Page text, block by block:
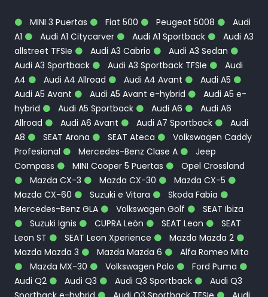
MINI 3 Puertas Fiat 500 Peugeot 5008
Audi
A1
Audi A1 Citycarver Audi A1 Sportback
Audi A3
allstreet TFSIe
Audi A3 Cabrio
Audi A3 Sedan
Audi A3 Sportback
Audi A3 Sportback TFSIe
Audi
A4
Audi A4 Allroad Audi A4 Avant
Audi A5
Audi A5 Avant
Audi A5 Avant e-hybrid
Audi A5 e-
hybrid
Audi A5 Sportback Audi A6
Audi A6
Allroad
Audi A6 Avant Audi A7 Sportback
Audi
A8
SEAT Arona SEAT Ateca
Volkswagen Caddy
Profesional
Mercedes-Benz Clase A
Jeep
Compass
MINI Cooper 5 Puertas
Opel Crossland
Mazda CX-3
Mazda CX-30
Mazda CX-5
Mazda CX-60
Suzuki e Vitara
Skoda Fabia
Mercedes-Benz GLA
Volkswagen Golf
SEAT Ibiza
Suzuki Ignis
CUPRA León SEAT Leon
SEAT
Leon ST
SEAT Leon Xperience
Mazda Mazda 2
Mazda Mazda 3
Mazda Mazda 6
Alfa Romeo Mito
Mazda MX-30
Volkswagen Polo
Ford Puma
Audi Q2
Audi Q3 Audi Q3 Sportback
Audi Q3